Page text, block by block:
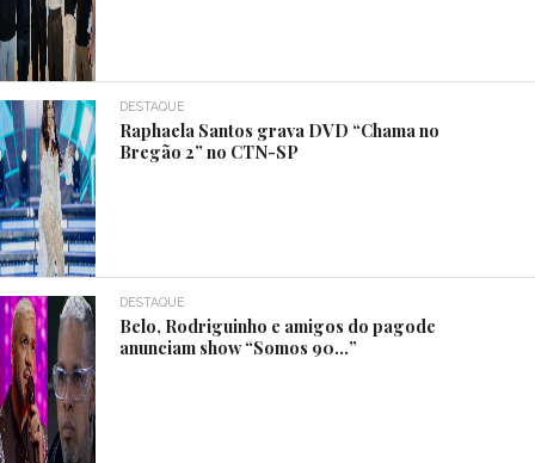
DESTAQUE
Raphaela Santos grava DVD “Chama no
Bregão 2” no CTN-SP
DESTAQUE
Belo, Rodriguinho e amigos do pagode
anunciam show “Somos 90…”